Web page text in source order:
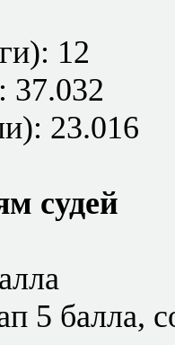
12
37.032
23.016
судей
5 балла,